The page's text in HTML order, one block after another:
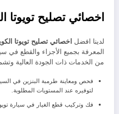
اخصائي تصليح تويوتا
لدينا افضل اخصائي تصليح تويوتا
المعرفة بجميع الأجزاء والقطع في
من الخدمات ذات الجودة العالية
فحص ومعاينة طرمبة البنزين في
لتوفيره عند المستويات المطلوبة.
فك وتركيب قطع الغيار في سيارة